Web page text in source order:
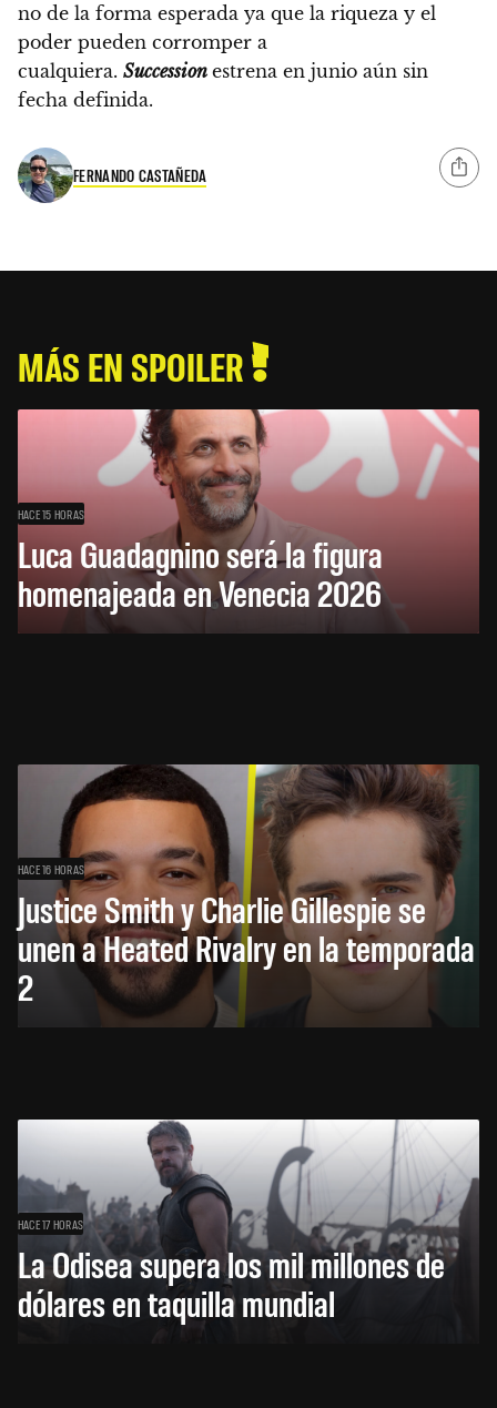
no de la forma esperada ya que la riqueza y el
poder pueden corromper a
cualquiera. Succession estrena en junio aún sin
fecha definida.
FERNANDO CASTAÑEDA
MÁS EN SPOILER
HACE 15 HORAS
Luca Guadagnino será la figura
homenajeada en Venecia 2026
HACE 16 HORAS
Justice Smith y Charlie Gillespie se
unen a Heated Rivalry en la temporada
2
HACE 17 HORAS
La Odisea supera los mil millones de
dólares en taquilla mundial